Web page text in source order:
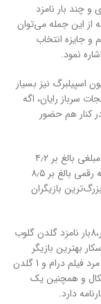
چند بار نامزد
از این جمله می‌توان
و جایزه انتخاب
نمود.
اسپیلبرگ نیز بسیار
سرباز رایان، اگه
کنار هم حضور
تا سال ۲۰۱۲، فروش فیلم‌های تام هنکس در آمریکا به مبلغی بالغ بر ۴٫۲
میلیارد دلار و فروش فیلم‌هایش در نقاط دیگر جهان به رقمی بالغ بر ۸٫۵
بازیگران
در کل دوران بازیگری اش 6 بار نامزد اسکار،8بار نامزد گلدن گلوب
نامزد بفتا شده‌است که البته توانسته است 2 اسکار بهترین بازیگر
نقش اول مرد ،3گلدن گلوب بهترین بازیگر نقش اول مرد فیلم درام و 1 گلدن
و همچنین یک
دارد.